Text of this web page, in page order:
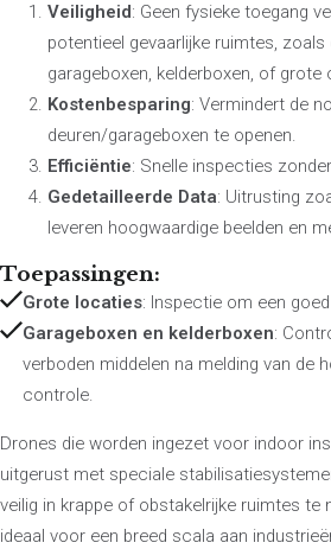
Veiligheid: Geen fysieke toegang
potentieel gevaarlijke ruimtes,
garageboxen, kelderboxen, of
Kostenbesparing: Vermindert de
deuren/garageboxen te openen.
Efficiëntie: Snelle inspecties
Gedetailleerde Data: Uitrusting
leveren hoogwaardige beelden en
Toepassingen:
Grote locaties: Inspectie om een
Garageboxen en kelderboxen:
verboden middelen na melding van de
controle.
Drones die worden ingezet voor indoor
uitgerust met speciale
veilig in krappe of obstakelrijke ruimtes te
ideaal voor een breed scala aan